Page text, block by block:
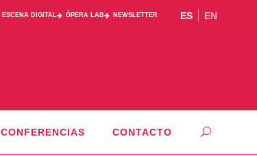
ESCENA DIGITAL ÓPERA LAB NEWSLETTER ES EN
CONFERENCIAS CONTACTO